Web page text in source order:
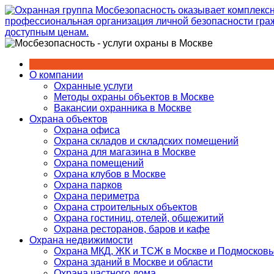
Перейти
к
содержимому
О компании
Охранные услуги
Методы охраны объектов в Москве
Вакансии охранника в Москве
Охрана объектов
Охрана офиса
Охрана складов и складских помещений
Охрана для магазина в Москве
Охрана помещений
Охрана клубов в Москве
Охрана парков
Охрана периметра
Охрана строительных объектов
Охрана гостиниц, отелей, общежитий
Охрана ресторанов, баров и кафе
Охрана недвижимости
Охрана МКД, ЖК и ТСЖ в Москве и
Охрана зданий в Москве и области